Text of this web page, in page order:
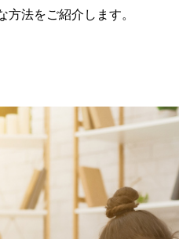
法をご紹介します。